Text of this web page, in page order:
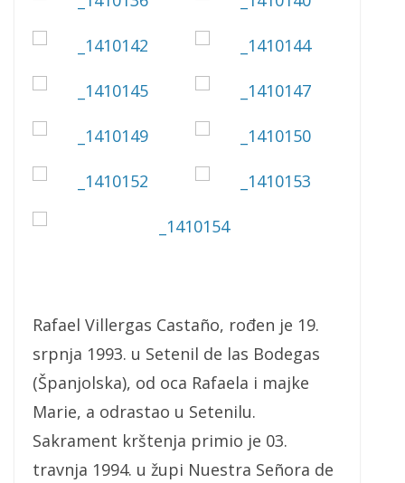
Rafael Villergas Castaño, rođen je 19.
srpnja 1993. u Setenil de las Bodegas
(Španjolska), od oca Rafaela i majke
Marie, a odrastao u Setenilu.
Sakrament krštenja primio je 03.
travnja 1994. u župi Nuestra Señora de